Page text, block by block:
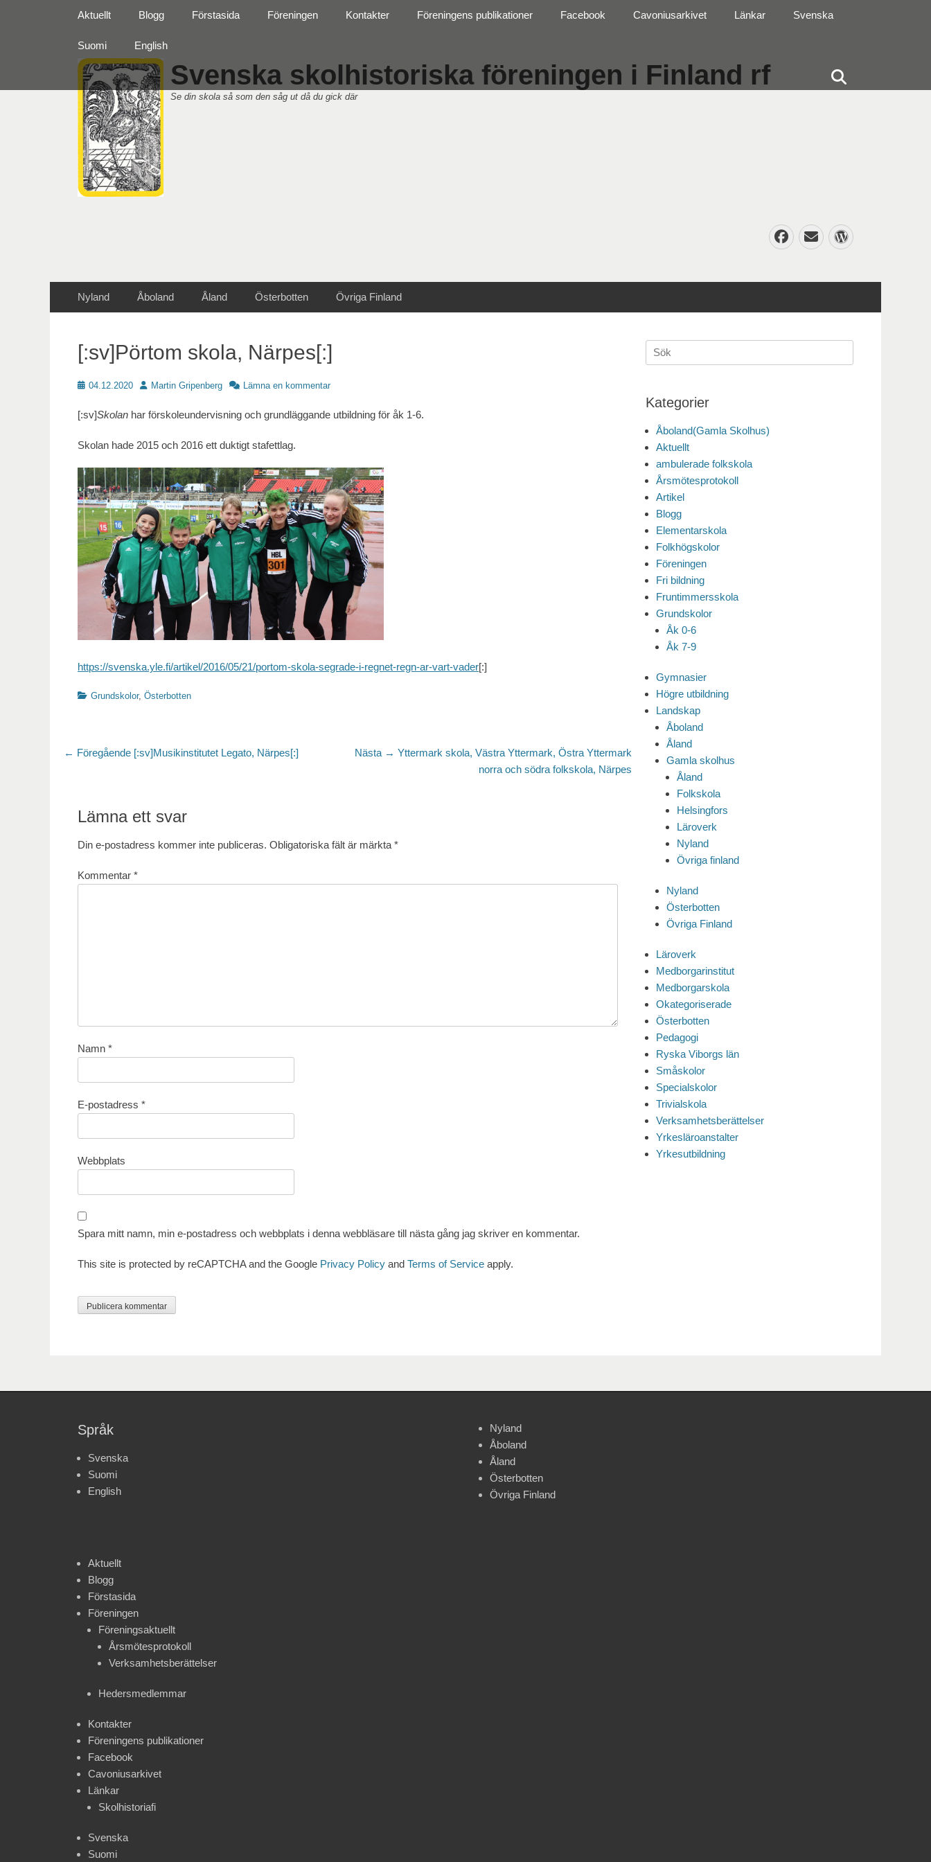
Svenska skolhistoriska föreningen i Finland rf
Se din skola så som den såg ut då du gick där
Facebook
E-
post
Primär meny
innehåll
Aktuellt Blogg Förstasida Föreningen Kontakter Föreningens publikationer Facebook Cavoniusarkivet Länkar Svenska
Suomi English
Sekundär meny
Nyland Åboland Åland Österbotten Övriga Finland
[:sv]Pörtom skola, Närpes[:]
Publicerat
04.12.2020 Författare
Martin Gripenberg Lämna en kommentar
[:sv]Skolan har förskoleundervisning och grundläggande utbildning för åk 1-6.
Skolan hade 2015 och 2016 ett duktigt stafettlag.
https://svenska.yle.fi/artikel/2016/05/21/portom-skola-segrade-i-regnet-regn-ar-vart-vader[:]
Kategorier
Grundskolor, Österbotten
Inläggsnavigering
← Föregående Föregående
[:sv]Musikinstitutet Legato, Närpes[:] Nästa → Nästa
Yttermark skola, Västra Yttermark, Östra Yttermark
norra och södra folkskola, Närpes
Lämna ett svar
Din e-postadress kommer inte publiceras. Obligatoriska fält är märkta *
Kommentar *
Namn *
E-postadress *
Webbplats
Spara mitt namn, min e-postadress och webbplats i denna webbläsare till nästa gång jag skriver en kommentar.
This site is protected by reCAPTCHA and the Google Privacy Policy and Terms of Service apply.
Sök
efter:
Kategorier
Åboland(Gamla Skolhus)
Aktuellt
ambulerade folkskola
Årsmötesprotokoll
Artikel
Blogg
Elementarskola
Folkhögskolor
Föreningen
Fri bildning
Fruntimmersskola
Grundskolor
Åk 0-6
Åk 7-9
Gymnasier
Högre utbildning
Landskap
Åboland
Åland
Gamla skolhus
Åland
Folkskola
Helsingfors
Läroverk
Nyland
Övriga finland
Nyland
Österbotten
Övriga Finland
Läroverk
Medborgarinstitut
Medborgarskola
Okategoriserade
Österbotten
Pedagogi
Ryska Viborgs län
Småskolor
Specialskolor
Trivialskola
Verksamhetsberättelser
Yrkesläroanstalter
Yrkesutbildning
Språk
Svenska
Suomi
English
Aktuellt
Blogg
Förstasida
Föreningen
Föreningsaktuellt
Årsmötesprotokoll
Verksamhetsberättelser
Hedersmedlemmar
Kontakter
Föreningens publikationer
Facebook
Cavoniusarkivet
Länkar
Skolhistoriafi
Svenska
Suomi
Nyland
Åboland
Åland
Österbotten
Övriga Finland